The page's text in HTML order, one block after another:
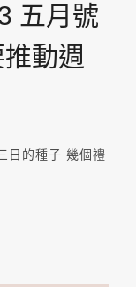
五月號
動週
的種子 幾個禮